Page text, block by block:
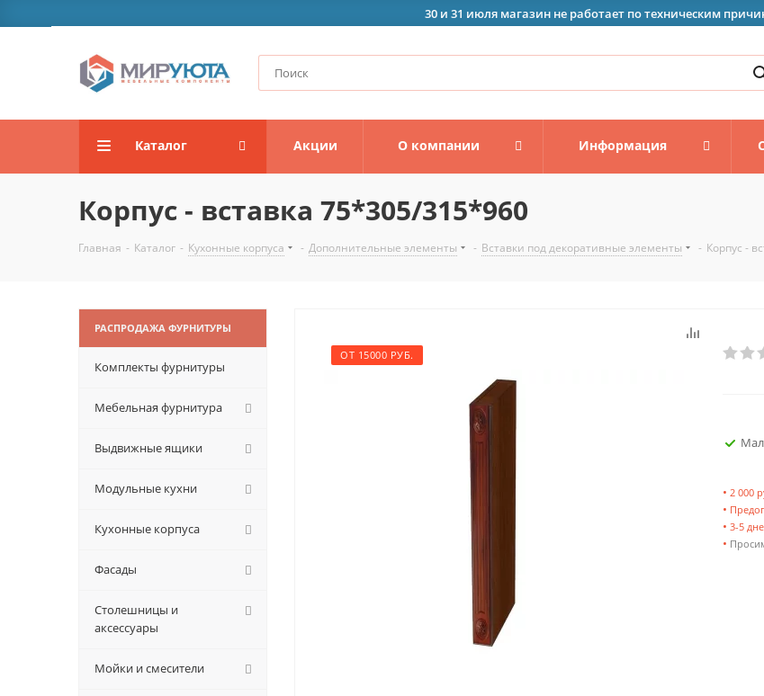
30 и 31 июля магазин не работает по техническим
Каталог Акции О компании Информация
Корпус - вставка 75*305/315*960
Главная - Каталог - Кухонные корпуса - Дополнительные элементы - Вставки под декоративные элементы - Корпус -
ОТ 15000 РУБ.
• 2 000
•
• 3-5
•
РАСПРОДАЖА ФУРНИТУРЫ
Комплекты фурнитуры
Мебельная фурнитура
Выдвижные ящики
Модульные кухни
Кухонные корпуса
Фасады
Столешницы и
аксессуары
Мойки и смесители